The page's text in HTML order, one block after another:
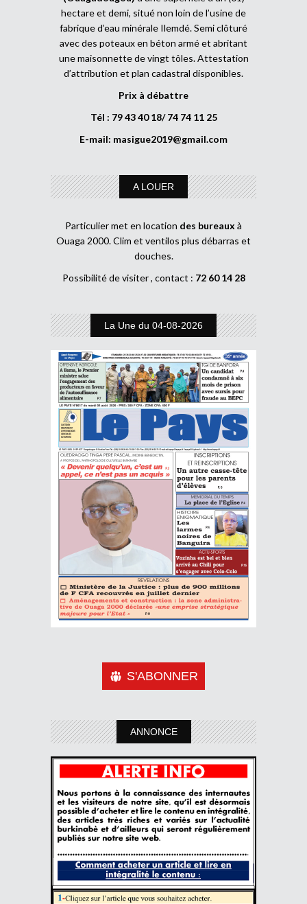
hectare et demi, situé non loin de l’usine de
fabrique d’eau minérale Ilemdé. Semi clôturé
avec des poteaux en béton armé et abritant
une maisonnette de vingt tôles. Attestation
d’attribution et plan cadastral disponibles.
Prix à débattre
Tél : 79 43 40 18/ 74 74 11 25
E-mail: masigue2019@gmail.com
A LOUER
Particulier met en location des bureaux à
Ouaga 2000. Clim et ventilos plus débarras et
douches.
Possibilité de visiter , contact : 72 60 14 28
La Une du 04-08-2026
S'ABONNER
ANNONCE